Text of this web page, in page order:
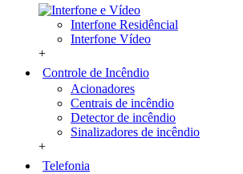
Interfone Residêncial
Interfone Vídeo
+
Controle de Incêndio
Acionadores
Centrais de incêndio
Detector de incêndio
Sinalizadores de incêndio
+
Telefonia